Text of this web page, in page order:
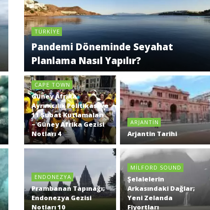
TÜRKIYE
Pandemi Döneminde Seyahat
Planlama Nasıl Yapılır?
CAPE TOWN
Güney Afrika
Ayrımcılık Politikası ve
11 Şubat Kutlamaları
– Güney Afrika Gezisi
Notları 4
ARJANTIN
Arjantin Tarihi
ENDONEZYA
Prambanan Tapınağı;
Endonezya Gezisi
Notları 10
MILFORD SOUND
Şelalelerin
Arkasındaki Dağlar;
Yeni Zelanda
Fiyortları